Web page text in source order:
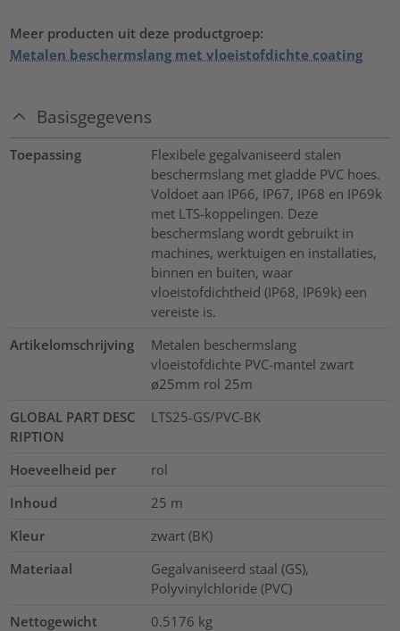
Meer producten uit deze productgroep:
Metalen beschermslang met vloeistofdichte coating
Basisgegevens
Toepassing
Flexibele gegalvaniseerd stalen
beschermslang met gladde PVC hoes.
Voldoet aan IP66, IP67, IP68 en IP69k
met LTS-koppelingen. Deze
beschermslang wordt gebruikt in
machines, werktuigen en installaties,
binnen en buiten, waar
vloeistofdichtheid (IP68, IP69k) een
vereiste is.
Artikelomschrijving
Metalen beschermslang
vloeistofdichte PVC-mantel zwart
ø25mm rol 25m
GLOBAL PART DESC
RIPTION
LTS25-GS/PVC-BK
Hoeveelheid per
rol
Inhoud
25 m
Kleur
zwart (BK)
Materiaal
Gegalvaniseerd staal (GS),
Polyvinylchloride (PVC)
Nettogewicht
0.5176 kg